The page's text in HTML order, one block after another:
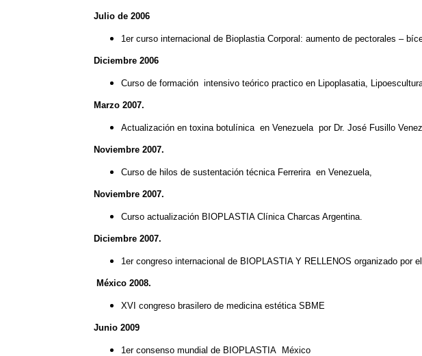
Julio de 2006
1er curso internacional de Bioplastia Corporal: aumento de pectorales –
Diciembre 2006
Curso de formación intensivo teórico practico en Lipoplasatia,
Marzo 2007.
Actualización en toxina botulínica en Venezuela por Dr. José Fusillo
Noviembre 2007.
Curso de hilos de sustentación técnica Ferrerira en Venezuela,
Noviembre 2007.
Curso actualización BIOPLASTIA Clínica Charcas Argentina.
Diciembre 2007.
1er congreso internacional de BIOPLASTIA Y RELLENOS organizado por el
México 2008.
XVI congreso brasilero de medicina estética SBME
Junio 2009
1er consenso mundial de BIOPLASTIA México